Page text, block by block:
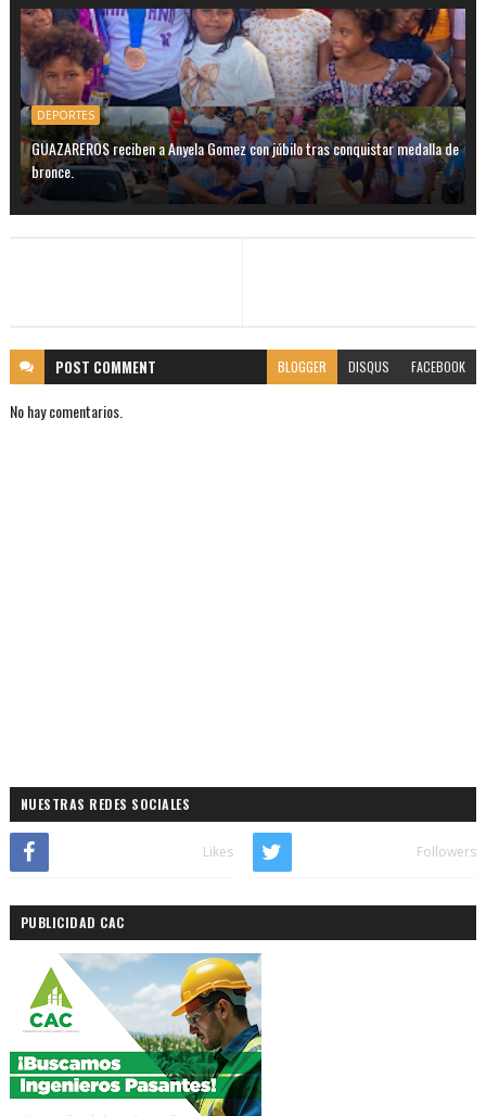
DEPORTES
GUAZAREROS reciben a Anyela Gomez con júbilo tras conquistar medalla de
bronce.
POST COMMENT BLOGGER DISQUS FACEBOOK
No hay comentarios.
NUESTRAS REDES SOCIALES
Likes Followers
PUBLICIDAD CAC